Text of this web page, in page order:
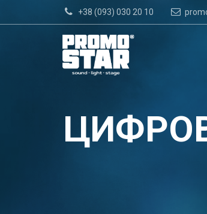
+38 (093) 030 20 10